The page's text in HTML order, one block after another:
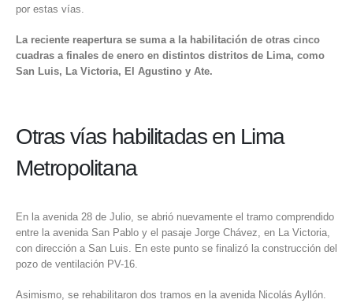
por estas vías.
La reciente reapertura se suma a la habilitación de otras cinco
cuadras a finales de enero en distintos distritos de Lima, como
San Luis, La Victoria, El Agustino y Ate.
Otras vías habilitadas en Lima
Metropolitana
En la avenida 28 de Julio, se abrió nuevamente el tramo comprendido
entre la avenida San Pablo y el pasaje Jorge Chávez, en La Victoria,
con dirección a San Luis. En este punto se finalizó la construcción del
pozo de ventilación PV-16.
Asimismo, se rehabilitaron dos tramos en la avenida Nicolás Ayllón.